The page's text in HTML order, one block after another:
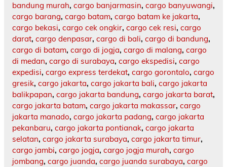
bandung murah, cargo banjarmasin, cargo banyuwangi,
cargo barang, cargo batam, cargo batam ke jakarta,
cargo bekasi, cargo cek ongkir, cargo cek resi, cargo
darat, cargo denpasar, cargo di bali, cargo di bandung,
cargo di batam, cargo di jogja, cargo di malang, cargo
di medan, cargo di surabaya, cargo ekspedisi, cargo
expedisi, cargo express terdekat, cargo gorontalo, cargo
gresik, cargo jakarta, cargo jakarta bali, cargo jakarta
balikpapan, cargo jakarta bandung, cargo jakarta barat,
cargo jakarta batam, cargo jakarta makassar, cargo
jakarta manado, cargo jakarta padang, cargo jakarta
pekanbaru, cargo jakarta pontianak, cargo jakarta
selatan, cargo jakarta surabaya, cargo jakarta timur,
cargo jambi, cargo jogja, cargo jogja murah, cargo
jombang, cargo juanda, cargo juanda surabaya, cargo